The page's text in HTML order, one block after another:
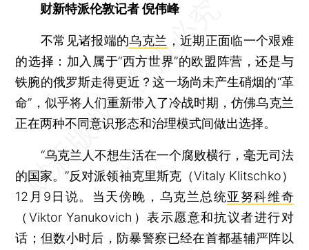
财新特派伦敦记者 倪伟峰
不常见诸报端的乌克兰 ，近期正面临一个艰难
的选择：加入属于“西方世界”的欧盟阵营，还是与
铁腕的俄罗斯走得更近？这一场尚未产生硝烟的“革
命”，似乎将人们重新带入了冷战时期，仿佛乌克兰
正在两种不同意识形态和治理模式间做出选择。
“乌克兰人不想生活在一个腐败横行，毫无司法
的国家。”反对派领袖克里斯克（Vitaly Klitschko）
12月9日说。当天傍晚，乌克兰总统亚努科维奇
（Viktor Yanukovich）表示愿意和抗议者进行对
话；但数小时后，防暴警察已经在首都基辅严阵以